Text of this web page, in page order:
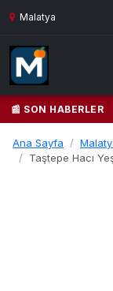
Malatya
📰 SON HABERLER
Kalbi ve Kültür
Ana Sayfa
Taştepe Hacı